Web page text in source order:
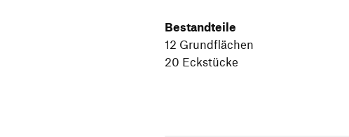
Bestandteile
12 Grundflächen
20 Eckstücke